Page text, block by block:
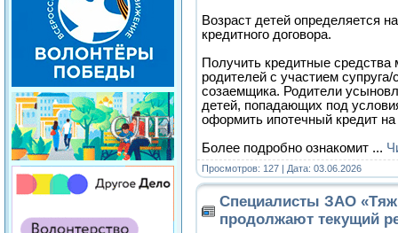
Возраст детей определяется
кредитного договора.
Получить кредитные средства
родителей с участием супруга/
созаемщика. Родители
детей, попадающих под
оформить ипотечный кредит
Более подробно ознакомит ...
Просмотров: 127 | Дата: 03.06.2026
Специалисты ЗАО
продолжают текущий